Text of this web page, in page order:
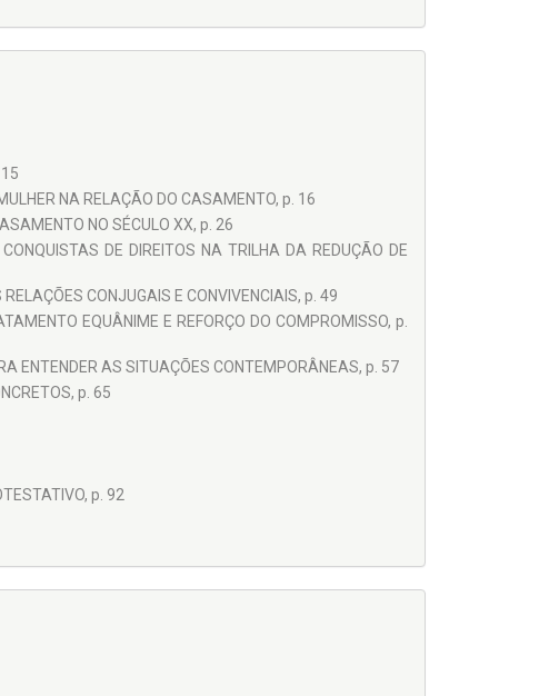
NA RELAÇÃO DO CASAMENTO, p. 16
NO SÉCULO XX, p. 26
DE DIREITOS NA TRILHA DA REDUÇÃO DE
CONJUGAIS E CONVIVENCIAIS, p. 49
EQUÂNIME E REFORÇO DO COMPROMISSO, p.
ENTENDER AS SITUAÇÕES CONTEMPORÂNEAS, p. 57
p. 65
p. 92